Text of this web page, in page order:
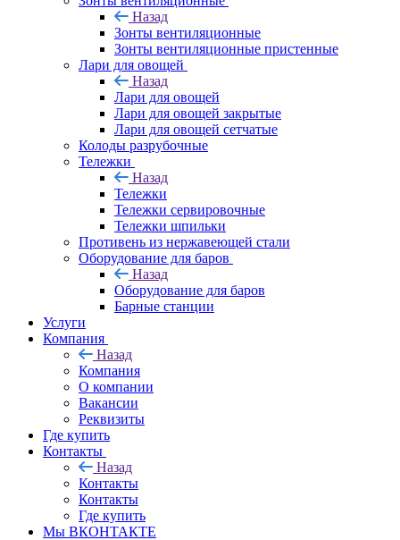
Назад
Зонты вентиляционные
Зонты вентиляционные пристенные
Лари для овощей
Назад
Лари для овощей
Лари для овощей закрытые
Лари для овощей сетчатые
Колоды разрубочные
Тележки
Назад
Тележки
Тележки сервировочные
Тележки шпильки
Противень из нержавеющей стали
Оборудование для баров
Назад
Оборудование для баров
Барные станции
Услуги
Компания
Назад
Компания
О компании
Вакансии
Реквизиты
Где купить
Контакты
Назад
Контакты
Контакты
Где купить
Мы ВКОНТАКТЕ